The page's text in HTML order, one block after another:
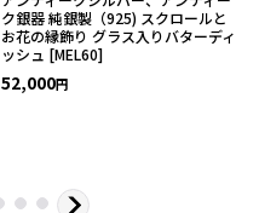
ク銀器 純銀製（925) スクロールと
お花の縁飾り グラス入りバターディ
ッシュ [MEL60]
52,000円